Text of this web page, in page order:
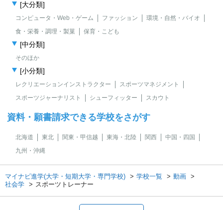
[大分類]
コンピュータ・Web・ゲーム ファッション
環境・自然・バイオ
食・栄養・調理・製菓
保育・こども
[中分類]
そのほか
[小分類]
レクリエーションインストラクター
スポーツマネジメント
スポーツジャーナリスト
シューフィッター スカウト
資料・願書請求できる学校をさがす
北海道 東北 関東・甲信越 東海・北陸 関西
中国・四国
九州・沖縄
マイナビ進学(大学・短期大学・専門学校) 学校一覧
動画
社会学
スポーツトレーナー